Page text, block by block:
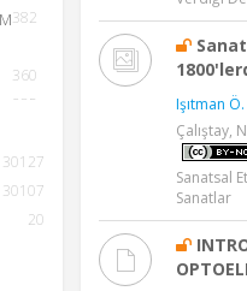
382
360
285
254
229
168
30127
30107
20
Işıtman Ö.
Çalıştay,
Sanatsal
Sanatlar